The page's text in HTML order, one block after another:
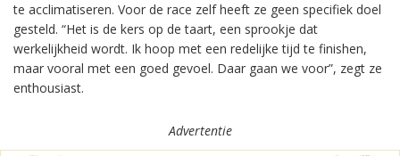
te acclimatiseren. Voor de race zelf heeft ze geen specifiek doel
gesteld. “Het is de kers op de taart, een sprookje dat
werkelijkheid wordt. Ik hoop met een redelijke tijd te finishen,
maar vooral met een goed gevoel. Daar gaan we voor”, zegt ze
enthousiast.
Advertentie